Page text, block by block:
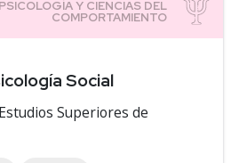
Social
Superiores de